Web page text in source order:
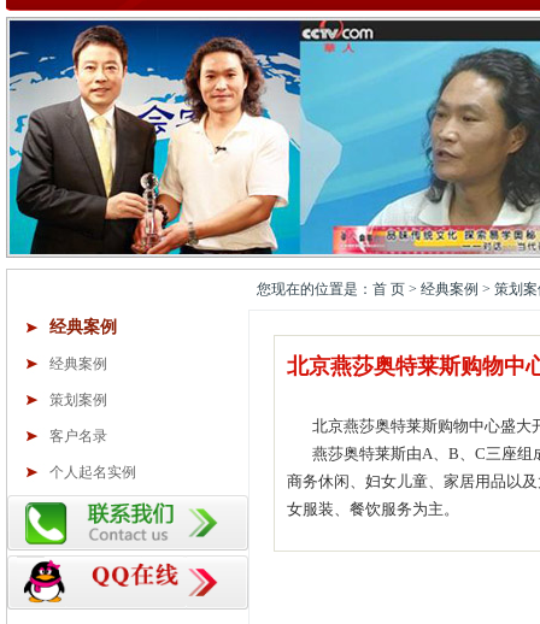
您现在的位置是：首 页 > 经典案例 > 策划
经典案例
经典案例
策划案例
客户名录
个人起名实例
北京燕莎奥特莱斯购物中
北京燕莎奥特莱斯购物中心盛大
燕莎奥特莱斯由A、B、C三座组
商务休闲、妇女儿童、家居用品以
女服装、餐饮服务为主。